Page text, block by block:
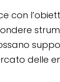
con
delle